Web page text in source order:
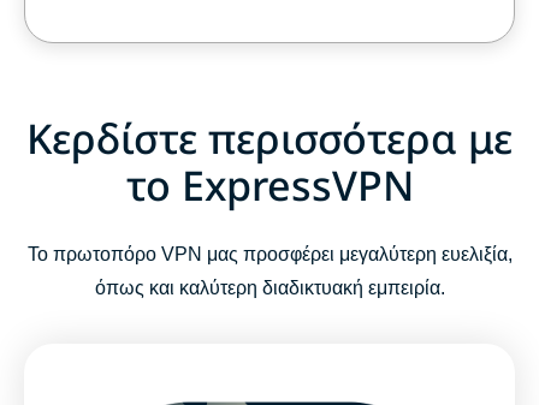
Κερδίστε περισσότερα με
το ExpressVPN
Το πρωτοπόρο VPN μας προσφέρει μεγαλύτερη ευελιξία,
όπως και καλύτερη διαδικτυακή εμπειρία.